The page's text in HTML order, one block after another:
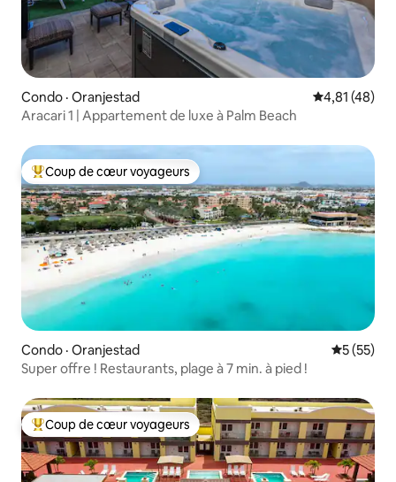
Condo · Oranjestad Note
4,81 (48)
Aracari 1 | Appartement de luxe à Palm Beach
Coup de cœur voyageurs parmi les plus aimés
Coup de cœur voyageurs
Condo · Oranjestad Note
5 (55)
Super offre ! Restaurants, plage à 7 min. à pied !
Coup de cœur voyageurs parmi les plus aimés
Coup de cœur voyageurs